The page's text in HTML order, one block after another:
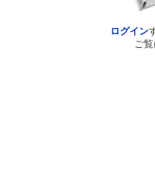
ログイン
ご